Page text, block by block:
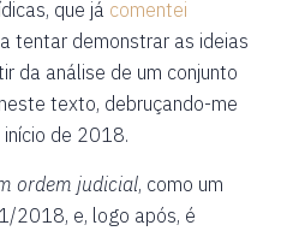
que já comentei
tentar demonstrar as ideias
da análise de um conjunto
texto, debruçando-me
de 2018.
ordem judicial, como um
2018, e, logo após, é